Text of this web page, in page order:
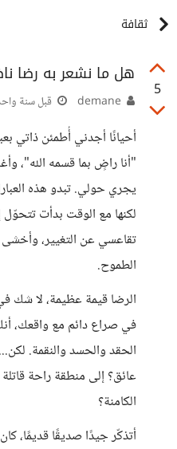
ثقافة
5
هل ما نشعر به رضا
قبل سنة
أحيانًا أجدني أُطمئن ذاتي
"أنا راضٍ بما قسمه الله"،
يجري حولي. تبدو هذه
لكنها مع الوقت بدأت تتحوّل
تقاعسي عن التغيير،
الطموح.
الرضا قيمة عظيمة، لا شك
في صراع دائم مع واقعك،
الحقد والحسد والنقمة.
عائق؟ إلى منطقة راحة
الكامنة؟
أتذكّر جيدًا صديقًا قديمًا،